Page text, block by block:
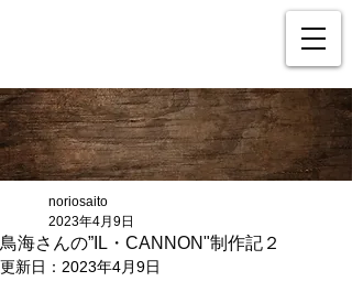
鳥海さんの”IL・CANNON"制作記２
noriosaito
2023年4月9日
更新日： 2023年4月9日